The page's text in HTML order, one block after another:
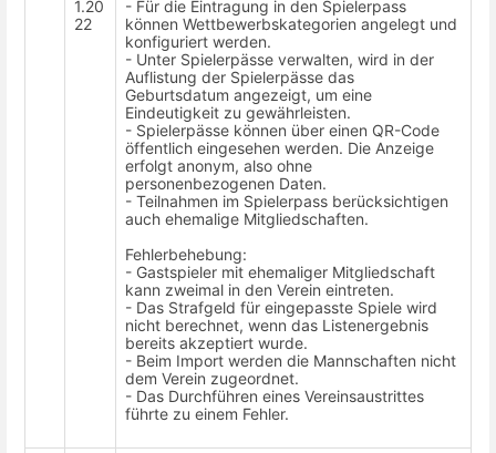
1.20
22
- Für die Eintragung in den Spielerpass
können Wettbewerbskategorien angelegt und
konfiguriert werden.
- Unter Spielerpässe verwalten, wird in der
Auflistung der Spielerpässe das
Geburtsdatum angezeigt, um eine
Eindeutigkeit zu gewährleisten.
- Spielerpässe können über einen QR-Code
öffentlich eingesehen werden. Die Anzeige
erfolgt anonym, also ohne
personenbezogenen Daten.
- Teilnahmen im Spielerpass berücksichtigen
auch ehemalige Mitgliedschaften.
Fehlerbehebung:
- Gastspieler mit ehemaliger Mitgliedschaft
kann zweimal in den Verein eintreten.
- Das Strafgeld für eingepasste Spiele wird
nicht berechnet, wenn das Listenergebnis
bereits akzeptiert wurde.
- Beim Import werden die Mannschaften nicht
dem Verein zugeordnet.
- Das Durchführen eines Vereinsaustrittes
führte zu einem Fehler.